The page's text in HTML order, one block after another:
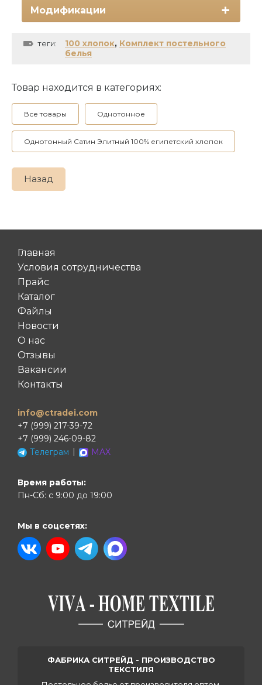
Модификации
теги: 100 хлопок, Комплект постельного
белья
Товар находится в категориях:
Все товары Однотонное
Однотонный Сатин Элитный 100% египетский хлопок
Назад
ФАБРИКА СИТРЕЙД - ПРОИЗВОДСТВО
ТЕКСТИЛЯ
Главная
Условия сотрудничества
Прайс
Каталог
Файлы
Новости
О нас
Отзывы
Вакансии
Контакты
info@ctradei.com
+7 (999) 217-39-72
+7 (999) 246-09-82
Телеграм
MAX
Время работы:
Пн-Сб: с 9:00 до 19:00
Мы в соцсетях: